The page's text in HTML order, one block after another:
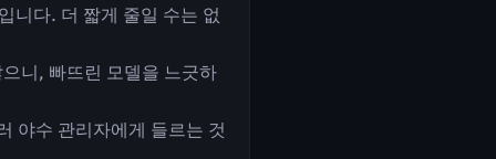
니다. 더 짧게 줄일 수는 없
니, 빠뜨린 모델을 느긋하
야수 관리자에게 들르는 것